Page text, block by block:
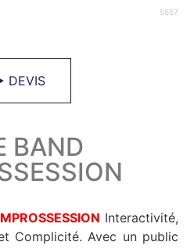
5657
DEVIS
BAND
Interactivité,
Complicité. Avec un public